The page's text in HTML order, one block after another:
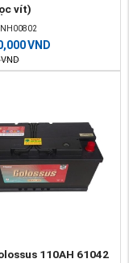
vít)
NH00802
VND
VND
110AH 61042